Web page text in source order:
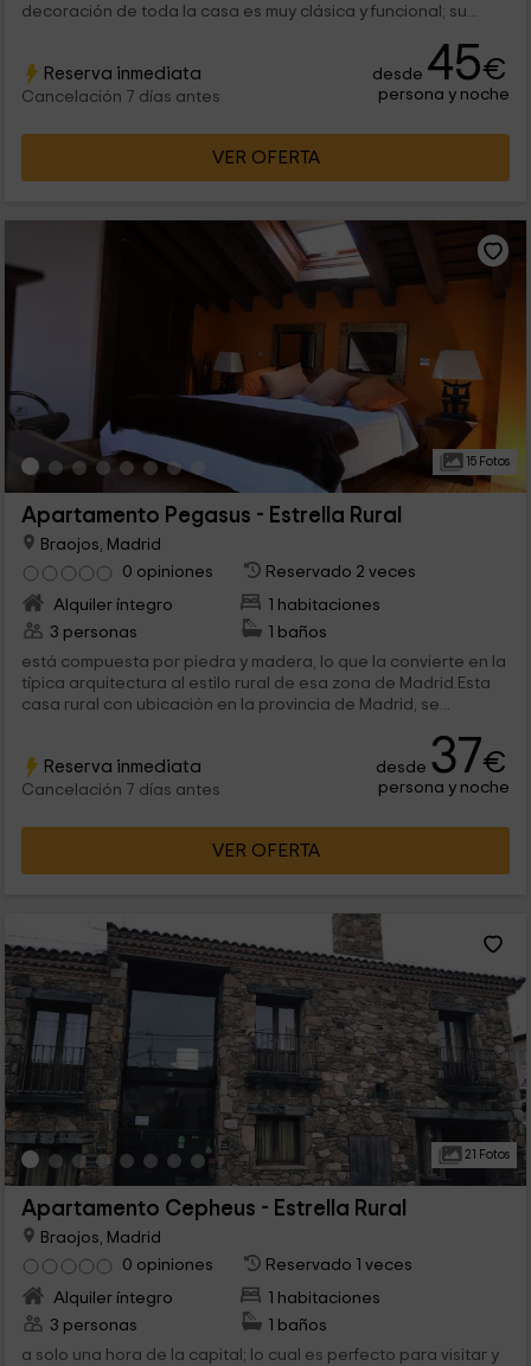
decoración de toda la casa es muy clásica y funcional; su...
Reserva inmediata
Cancelación 7 días antes
desde 45€
persona y noche
VER OFERTA
15 Fotos
Apartamento Pegasus - Estrella Rural
Braojos, Madrid
0 opiniones
Reservado 2 veces
Alquiler íntegro
1 habitaciones
3 personas
1 baños
está compuesta por piedra y madera, lo que la convierte en la
típica arquitectura al estilo rural de esa zona de Madrid.Esta
casa rural con ubicación en la provincia de Madrid, se...
Reserva inmediata
Cancelación 7 días antes
desde 37€
persona y noche
VER OFERTA
21 Fotos
Apartamento Cepheus - Estrella Rural
Braojos, Madrid
0 opiniones
Reservado 1 veces
Alquiler íntegro
1 habitaciones
3 personas
1 baños
a solo una hora de la capital; lo cual es perfecto para visitar y